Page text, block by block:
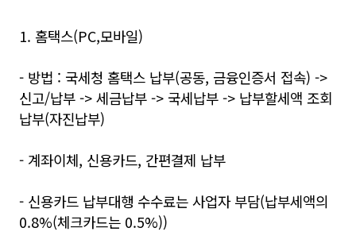
1. 홈택스(PC,모바일)
- 방법 : 국세청 홈택스 납부(공동, 금융인증서 접속) ->
신고/납부 -> 세금납부 -> 국세납부 -> 납부할세액 조회
납부(자진납부)
- 계좌이체, 신용카드, 간편결제 납부
- 신용카드 납부대행 수수료는 사업자 부담(납부세액의
0.8%(체크카드는 0.5%))